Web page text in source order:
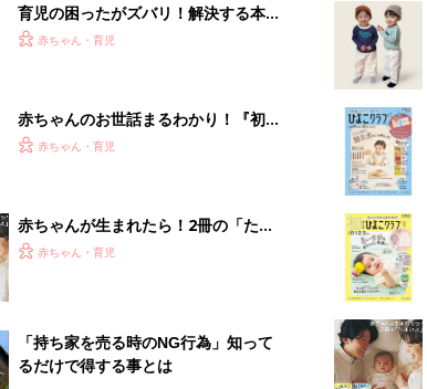
育児の困ったがズバリ！解決する本
『ひよこクラブ 秋号』 4カ月～2才
赤ちゃん・育児
赤ちゃんのお世話まるわかり！『初め
てのひよこクラブ 夏号』〈巻頭大特
赤ちゃん・育児
赤ちゃんが生まれたら！2冊の「たま
ひよ」
赤ちゃん・育児
「持ち家を売る時のNG行為」知って
るだけで得する事とは